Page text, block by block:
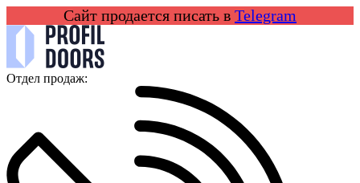
Сайт продается писать в Telegram
Отдел продаж: